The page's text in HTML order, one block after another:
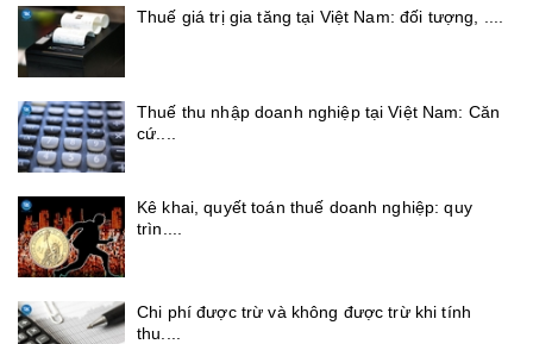
Thuế giá trị gia tăng tại Việt Nam: đối tượng, ....
Thuế thu nhập doanh nghiệp tại Việt Nam: Căn
cứ....
Kê khai, quyết toán thuế doanh nghiệp: quy
trìn....
Chi phí được trừ và không được trừ khi tính
thu....